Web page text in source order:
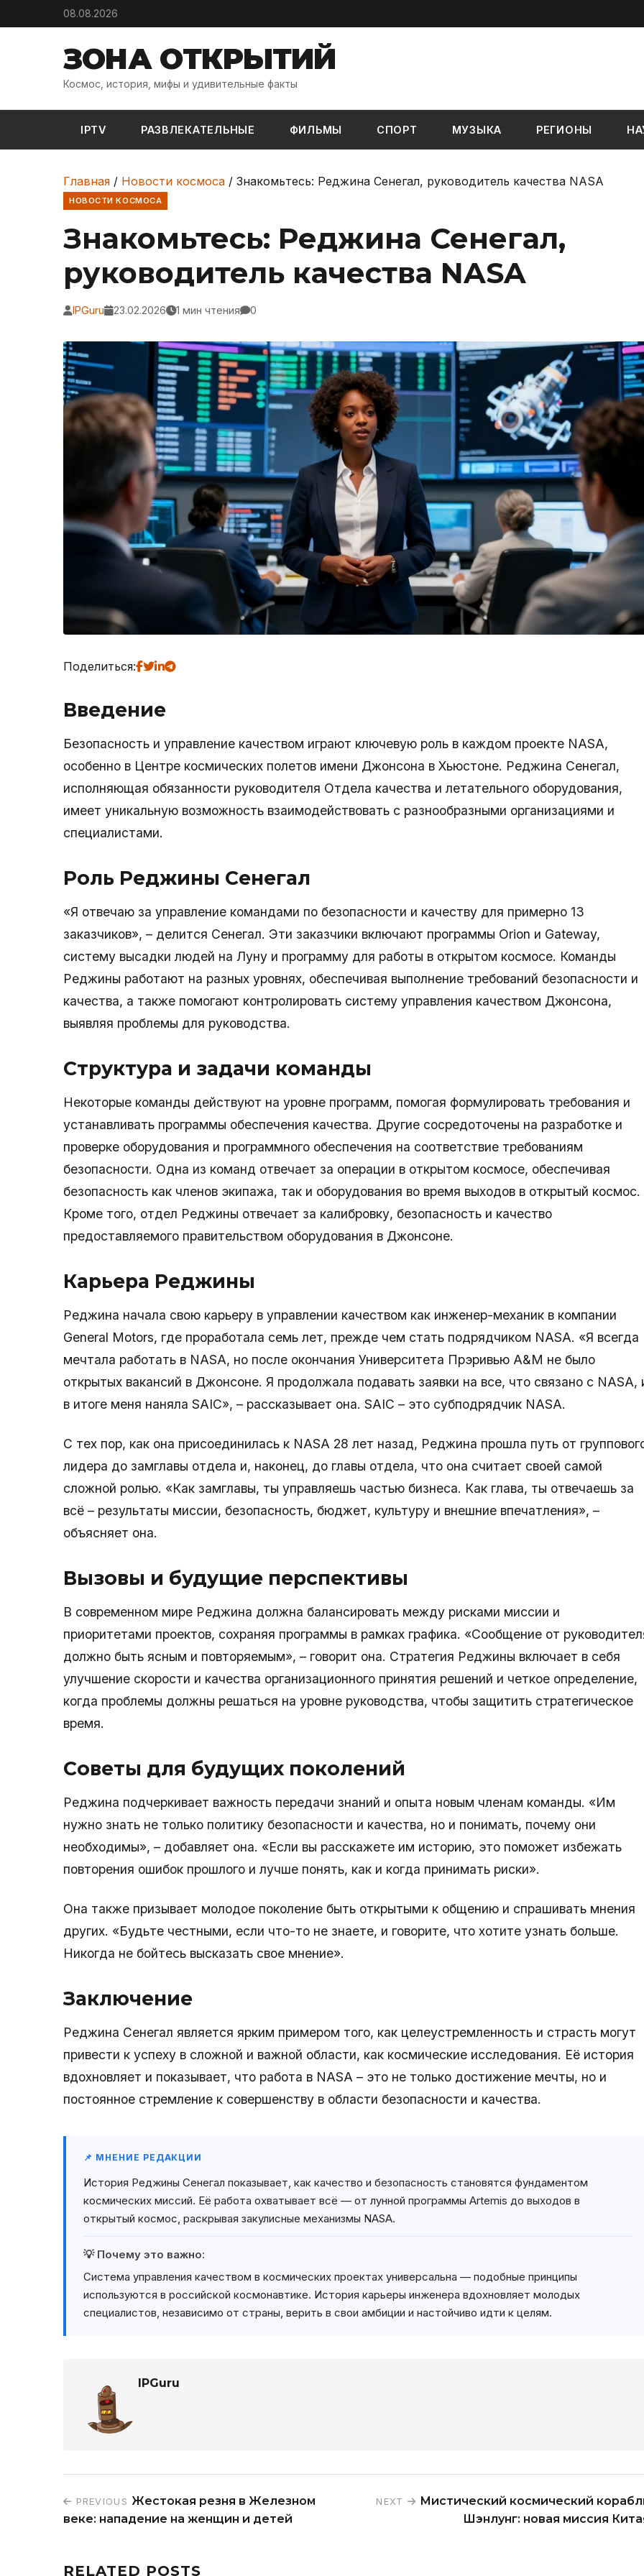
Skip to content08.08.2026
ЗОНА ОТКРЫТИЙ
Космос, история, мифы и удивительные факты
IPTV РАЗВЛЕКАТЕЛЬНЫЕ ФИЛЬМЫ СПОРТ МУЗЫКА РЕГИОНЫ
Главная / Новости космоса / Знакомьтесь: Реджина Сенегал, руководитель качества NASA
НОВОСТИ КОСМОСА
Знакомьтесь: Реджина Сенегал,
руководитель качества NASA
IPGuru 23.02.2026 1 мин чтения 0
Поделиться:
Введение
Безопасность и управление качеством играют ключевую роль в каждом проекте NASA,
особенно в Центре космических полетов имени Джонсона в Хьюстоне. Реджина Сенегал,
исполняющая обязанности руководителя Отдела качества и летательного оборудования,
имеет уникальную возможность взаимодействовать с разнообразными организациями и
специалистами.
Роль Реджины Сенегал
«Я отвечаю за управление командами по безопасности и качеству для примерно 13
заказчиков», – делится Сенегал. Эти заказчики включают программы Orion и Gateway,
систему высадки людей на Луну и программу для работы в открытом космосе. Команды
Реджины работают на разных уровнях, обеспечивая выполнение требований безопасности и
качества, а также помогают контролировать систему управления качеством Джонсона,
выявляя проблемы для руководства.
Структура и задачи команды
Некоторые команды действуют на уровне программ, помогая формулировать требования и
устанавливать программы обеспечения качества. Другие сосредоточены на разработке и
проверке оборудования и программного обеспечения на соответствие требованиям
безопасности. Одна из команд отвечает за операции в открытом космосе, обеспечивая
безопасность как членов экипажа, так и оборудования во время выходов в открытый космос.
Кроме того, отдел Реджины отвечает за калибровку, безопасность и качество
предоставляемого правительством оборудования в Джонсоне.
Карьера Реджины
Реджина начала свою карьеру в управлении качеством как инженер-механик в компании
General Motors, где проработала семь лет, прежде чем стать подрядчиком NASA. «Я всегда
мечтала работать в NASA, но после окончания Университета Прэривью А&M не было
открытых вакансий в Джонсоне. Я продолжала подавать заявки на все, что связано с NASA,
в итоге меня наняла SAIC», – рассказывает она. SAIC – это субподрядчик NASA.
С тех пор, как она присоединилась к NASA 28 лет назад, Реджина прошла путь от
лидера до замглавы отдела и, наконец, до главы отдела, что она считает своей самой
сложной ролью. «Как замглавы, ты управляешь частью бизнеса. Как глава, ты отвечаешь за
всё – результаты миссии, безопасность, бюджет, культуру и внешние впечатления», –
объясняет она.
Вызовы и будущие перспективы
В современном мире Реджина должна балансировать между рисками миссии и
приоритетами проектов, сохраняя программы в рамках графика. «Сообщение от
должно быть ясным и повторяемым», – говорит она. Стратегия Реджины включает в себя
улучшение скорости и качества организационного принятия решений и четкое определение,
когда проблемы должны решаться на уровне руководства, чтобы защитить стратегическое
время.
Советы для будущих поколений
Реджина подчеркивает важность передачи знаний и опыта новым членам команды. «Им
нужно знать не только политику безопасности и качества, но и понимать, почему они
необходимы», – добавляет она. «Если вы расскажете им историю, это поможет избежать
повторения ошибок прошлого и лучше понять, как и когда принимать риски».
Она также призывает молодое поколение быть открытыми к общению и спрашивать мнения
других. «Будьте честными, если что-то не знаете, и говорите, что хотите узнать больше.
Никогда не бойтесь высказать свое мнение».
Заключение
Реджина Сенегал является ярким примером того, как целеустремленность и страсть могут
привести к успеху в сложной и важной области, как космические исследования. Её история
вдохновляет и показывает, что работа в NASA – это не только достижение мечты, но и
постоянное стремление к совершенству в области безопасности и качества.
📌 МНЕНИЕ РЕДАКЦИИ
История Реджины Сенегал показывает, как качество и безопасность становятся фундаментом
космических миссий. Её работа охватывает всё — от лунной программы Artemis до выходов в
открытый космос, раскрывая закулисные механизмы NASA.
💡 Почему это важно:
Система управления качеством в космических проектах универсальна — подобные принципы
используются в российской космонавтике. История карьеры инженера вдохновляет молодых
специалистов, независимо от страны, верить в свои амбиции и настойчиво идти к целям.
IPGuru
PREVIOUS Жестокая резня в Железном
веке: нападение на женщин и детей
NEXT
Мистический космический
Шэнлунг: новая миссия
RELATED POSTS